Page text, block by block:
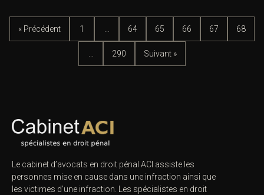
« Précédent 1 64 65 66 67 68
290 Suivant »
Le cabinet d’avocats en droit pénal ACI assiste les
personnes mise en cause dans une infraction ainsi que
les victimes d’une infraction. Les spécialistes en droit